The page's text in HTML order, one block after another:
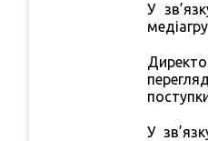
У
У